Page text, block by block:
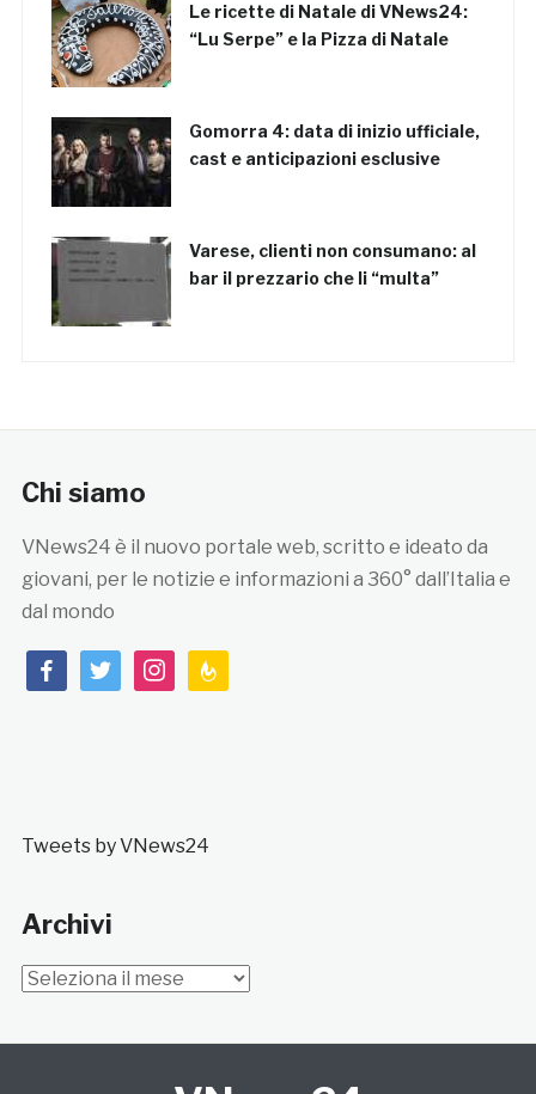
Le ricette di Natale di VNews24:
“Lu Serpe” e la Pizza di Natale
Gomorra 4: data di inizio ufficiale,
cast e anticipazioni esclusive
Varese, clienti non consumano: al
bar il prezzario che li “multa”
Chi siamo
VNews24 è il nuovo portale web, scritto e ideato da
giovani, per le notizie e informazioni a 360° dall’Italia e
dal mondo
facebooktwitterinstagramfeedburner
Tweets by VNews24
Archivi
Archivi